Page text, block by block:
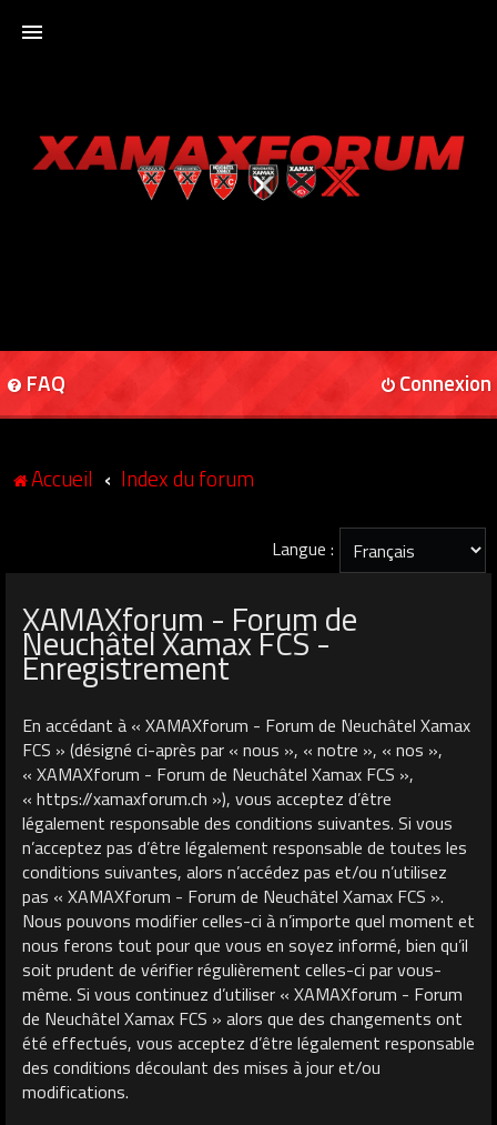
XAMAXFORUM
FAQ Connexion
Accueil Index du forum
Langue :
XAMAXforum - Forum de
Neuchâtel Xamax FCS -
Enregistrement
En accédant à « XAMAXforum - Forum de Neuchâtel Xamax
FCS » (désigné ci-après par « nous », « notre », « nos »,
« XAMAXforum - Forum de Neuchâtel Xamax FCS »,
« https://xamaxforum.ch »), vous acceptez d’être
légalement responsable des conditions suivantes. Si vous
n’acceptez pas d’être légalement responsable de toutes les
conditions suivantes, alors n’accédez pas et/ou n’utilisez
pas « XAMAXforum - Forum de Neuchâtel Xamax FCS ».
Nous pouvons modifier celles-ci à n’importe quel moment et
nous ferons tout pour que vous en soyez informé, bien qu’il
soit prudent de vérifier régulièrement celles-ci par vous-
même. Si vous continuez d’utiliser « XAMAXforum - Forum
de Neuchâtel Xamax FCS » alors que des changements ont
été effectués, vous acceptez d’être légalement responsable
des conditions découlant des mises à jour et/ou
modifications.